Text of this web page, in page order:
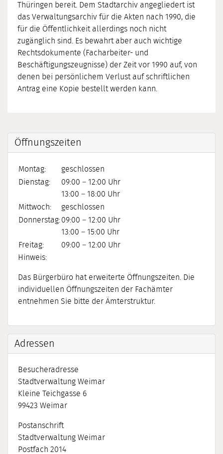
Thüringen bereit. Dem Stadtarchiv angegliedert ist
das Verwaltungsarchiv für die Akten nach 1990, die
für die Öffentlichkeit allerdings noch nicht
zugänglich sind. Es bewahrt aber auch wichtige
Rechtsdokumente (Facharbeiter- und
Beschäftigungszeugnisse) der Zeit vor 1990 auf, von
denen bei persönlichem Verlust auf schriftlichen
Antrag eine Kopie bestellt werden kann.
Öffnungszeiten
Montag:
geschlossen
Dienstag:
09:00 – 12:00 Uhr
13:00 – 18:00 Uhr
Mittwoch:
geschlossen
Donnerstag:09:00 – 12:00 Uhr
13:00 – 15:00 Uhr
Freitag:
09:00 – 12:00 Uhr
Hinweis:
Das Bürgerbüro hat erweiterte Öffnungszeiten. Die
individuellen Öffnungszeiten der Fachämter
entnehmen Sie bitte der Ämterstruktur.
Adressen
Besucheradresse
Stadtverwaltung Weimar
Kleine Teichgasse 6
99423 Weimar
Postanschrift
Stadtverwaltung Weimar
Postfach 2014